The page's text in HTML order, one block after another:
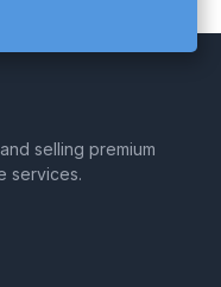
selling premium
services.